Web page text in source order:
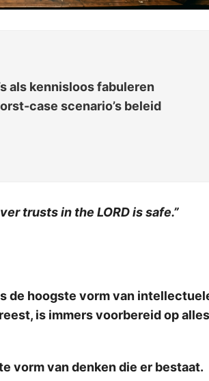
als kennisloos fabuleren
case scenario’s beleid
trusts in the LORD is safe.”
de hoogste vorm van
is immers voorbereid op
vorm van denken die er bestaat.